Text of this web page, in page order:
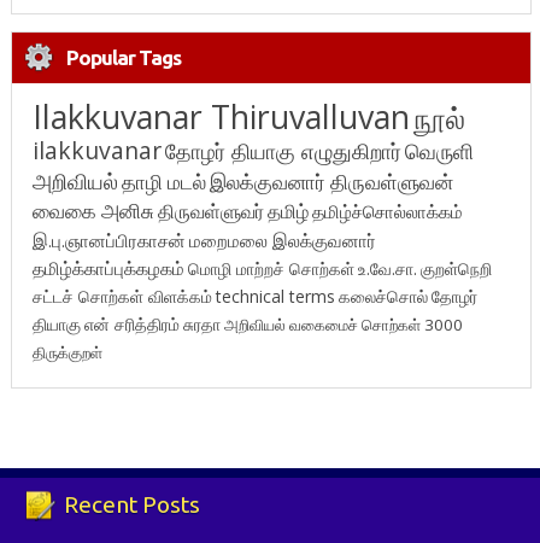
Popular Tags
Ilakkuvanar Thiruvalluvanநூல்
ilakkuvanarதோழர் தியாகு எழுதுகிறார்வெருளி
அறிவியல்தாழி மடல்இலக்குவனார் திருவள்ளுவன்
வைகை அனிசுதிருவள்ளுவர்தமிழ்தமிழ்ச்சொல்லாக்கம்
இ.பு.ஞானப்பிரகாசன் மறைமலை இலக்குவனார்
தமிழ்க்காப்புக்கழகம் மொழி மாற்றச் சொற்கள்உ.வே.சா. குறள்நெறி
சட்டச் சொற்கள் விளக்கம்technical terms கலைச்சொல்தோழர்
தியாகுஎன் சரித்திரம்சுரதாஅறிவியல் வகைமைச் சொற்கள் 3000
திருக்குறள்
Recent Posts